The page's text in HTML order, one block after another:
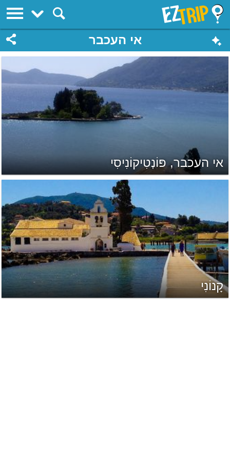
EZTrip
אי העכבר
אי העכבר, פּוֹנְטִיקוֹנִיסִי
קָנוֹנִי